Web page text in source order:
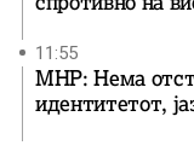
11:55
МНР: Нема
идентитетот,